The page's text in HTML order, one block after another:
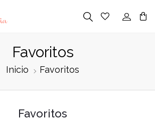
Favoritos
Inicio Favoritos
Favoritos